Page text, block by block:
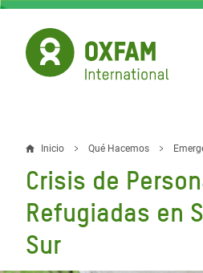
Pasar
contenido
principal
Sobrescribir
enlaces
de
ayuda
Inicio Qué Hacemos
Crisis de
Refugiadas en
Sur